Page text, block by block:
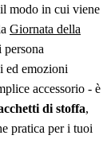
modo in cui viene
Giornata della
ed emozioni
accessorio - è
di stoffa,
pratica per i tuoi